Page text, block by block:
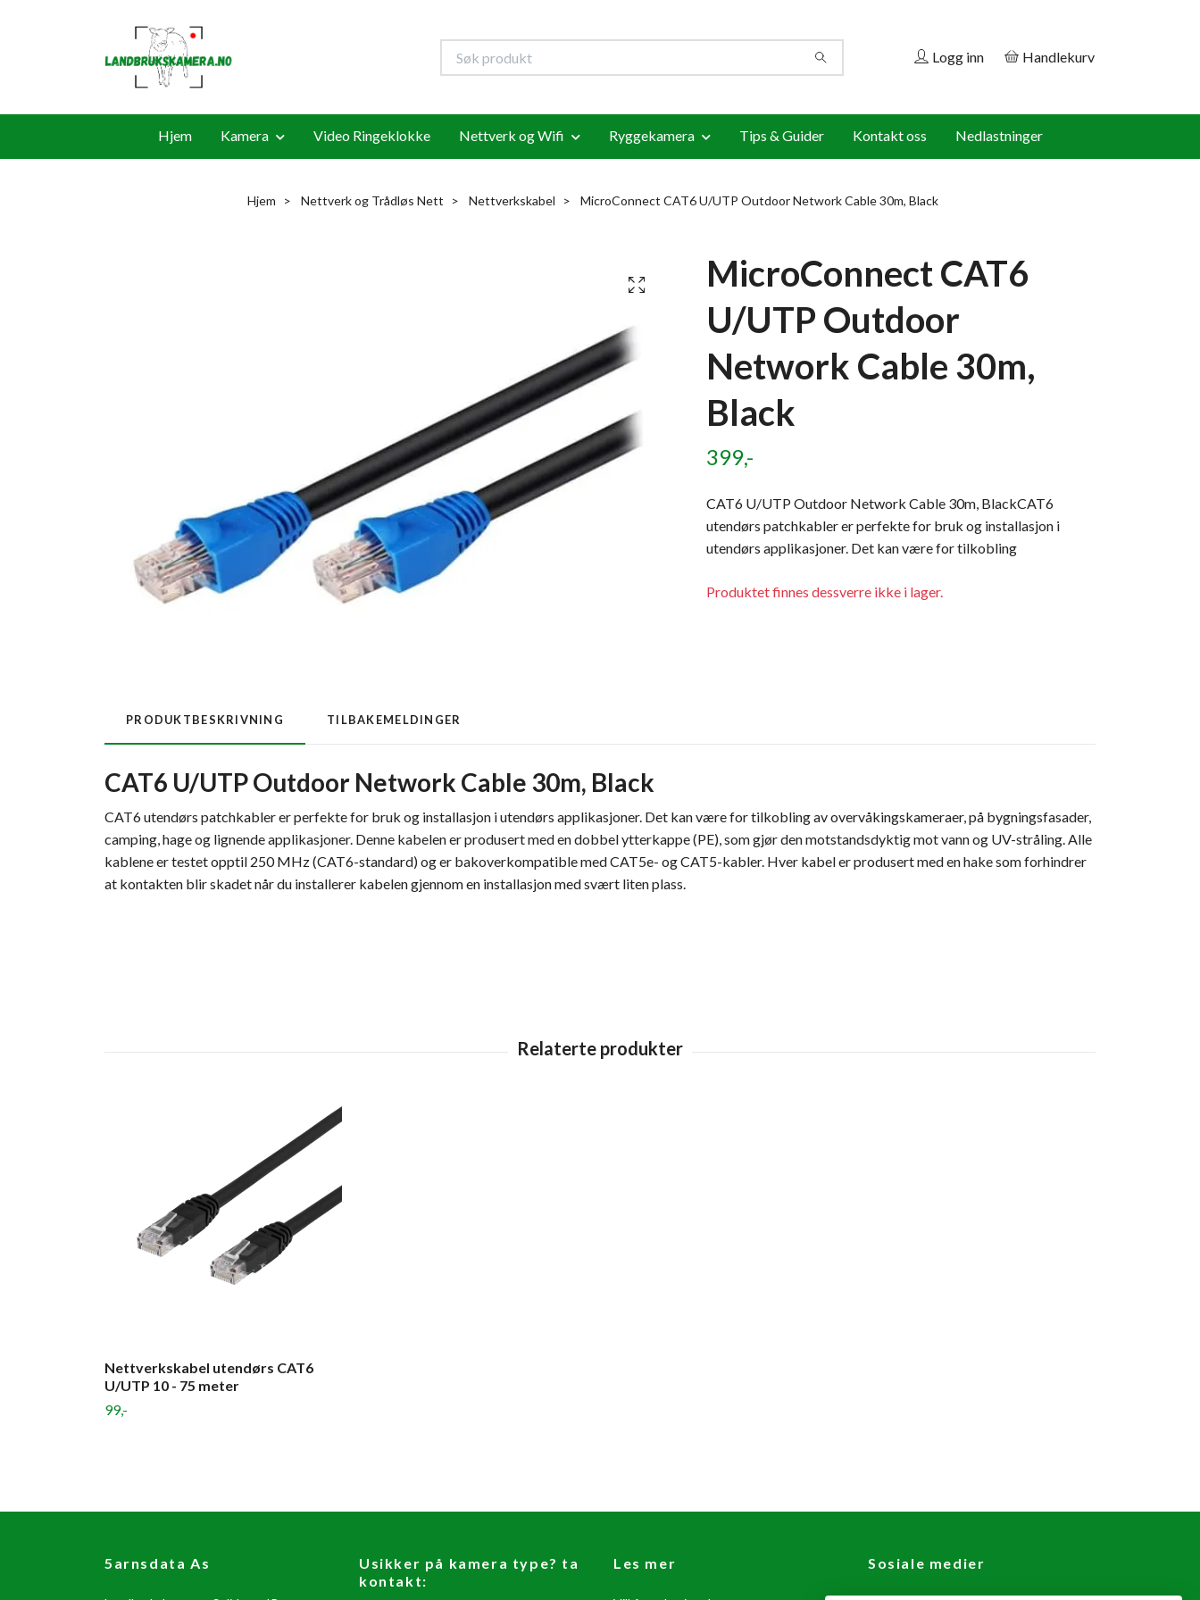
Logg inn Handlekurv
Hjem Kamera Video Ringeklokke Nettverk og Wifi Ryggekamera Tips & Guider Kontakt oss Nedlastninger
Hjem Nettverk og Trådløs Nett Nettverkskabel MicroConnect CAT6 U/UTP Outdoor Network Cable 30m, Black
MicroConnect CAT6
U/UTP Outdoor
Network Cable 30m,
Black
399,-
CAT6 U/UTP Outdoor Network Cable 30m, BlackCAT6
utendørs patchkabler er perfekte for bruk og installasjon i
utendørs applikasjoner. Det kan være for tilkobling
Produktet finnes dessverre ikke i lager.
PRODUKTBESKRIVNING TILBAKEMELDINGER
CAT6 U/UTP Outdoor Network Cable 30m, Black
CAT6 utendørs patchkabler er perfekte for bruk og installasjon i utendørs applikasjoner. Det kan være for tilkobling av overvåkingskameraer, på bygningsfasader,
camping, hage og lignende applikasjoner. Denne kabelen er produsert med en dobbel ytterkappe (PE), som gjør den motstandsdyktig mot vann og UV-stråling. Alle
kablene er testet opptil 250 MHz (CAT6-standard) og er bakoverkompatible med CAT5e- og CAT5-kabler. Hver kabel er produsert med en hake som forhindrer
at kontakten blir skadet når du installerer kabelen gjennom en installasjon med svært liten plass.
Nettverkskabel utendørs CAT6
U/UTP 10 - 75 meter
99,-
5arnsdata As
Usikker på kamera type? ta
kontakt:
Les mer Sosiale medier